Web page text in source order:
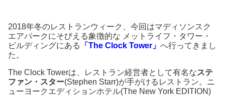
2018年冬のレストランウィーク、今回はマディソンスク
エアパークにそびえる象徴的な メットライフ・タワー・
ビルディングにある
「The Clock Tower」 へ行ってきまし
た。
The Clock Towerは、レストラン経営者として有名なステ
ファン・スター(Stephen Starr)が手がけるレストラン。ニ
ューヨークエディションホテル(The New York EDITION)